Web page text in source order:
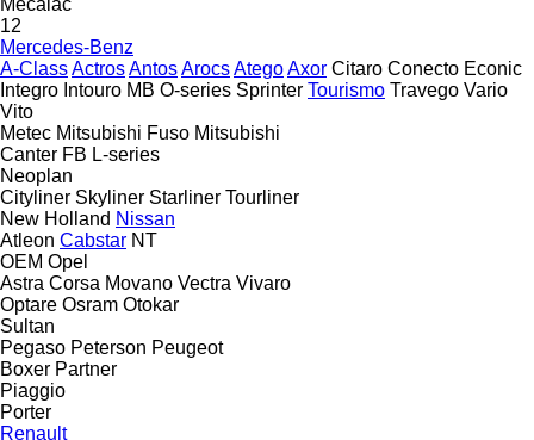
12
Mercedes-Benz
A-ClassActrosAntosArocsAtegoAxor Citaro Conecto Econic
Integro Intouro MB O-series Sprinter Tourismo Travego Vario
Vito
Metec Mitsubishi Fuso Mitsubishi
Canter FB L-series
Neoplan
Cityliner Skyliner Starliner Tourliner
New Holland Nissan
Atleon Cabstar NT
OEM Opel
Astra Corsa Movano Vectra Vivaro
Optare Osram Otokar
Sultan
Pegaso Peterson Peugeot
Boxer Partner
Piaggio
Porter
Renault